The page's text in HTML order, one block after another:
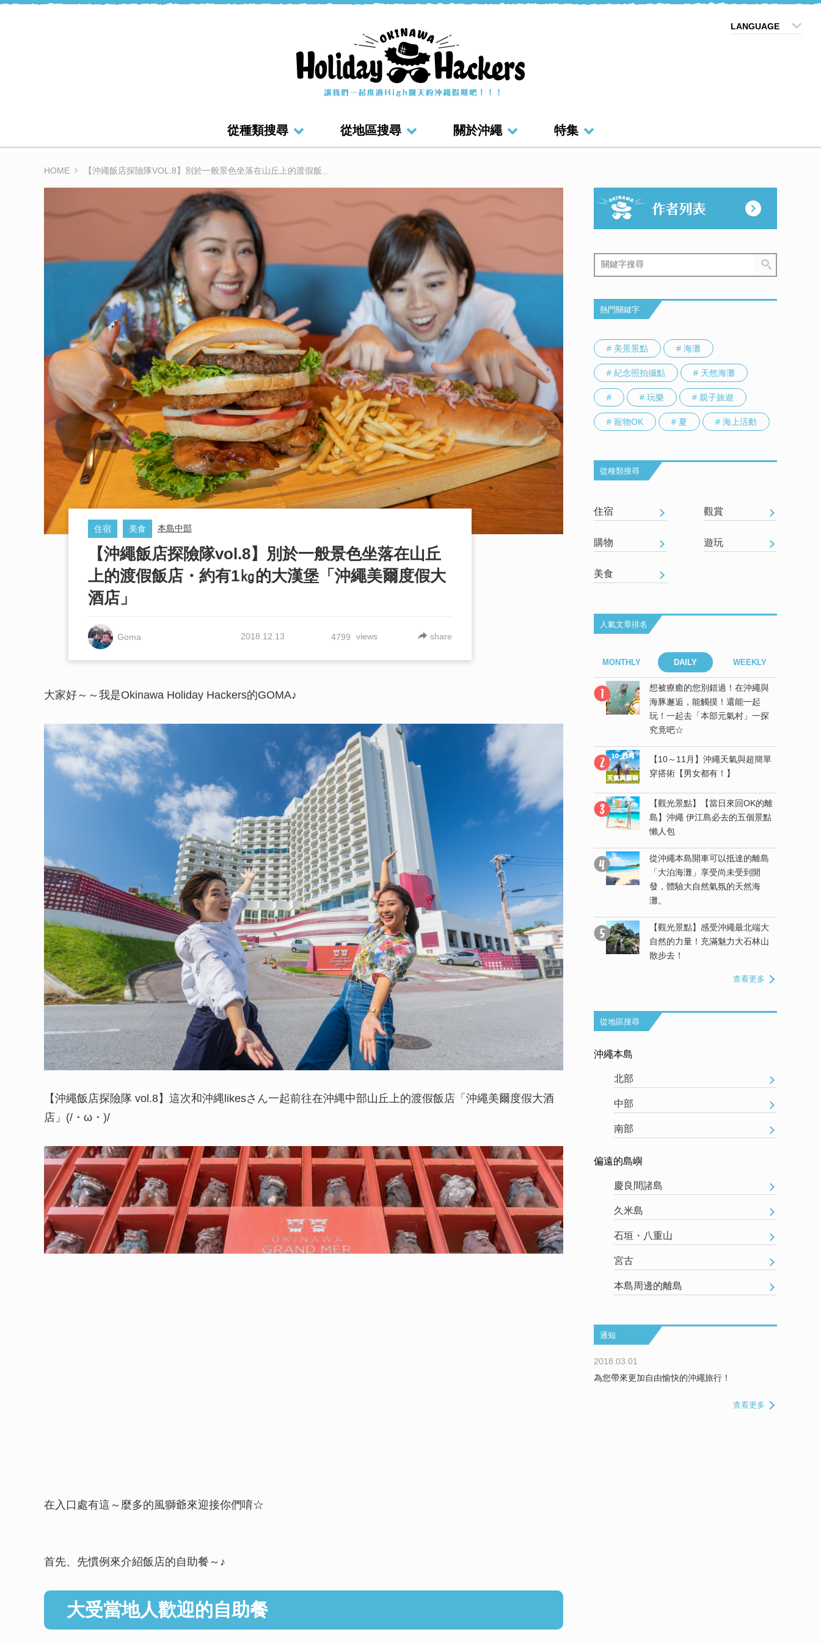
LANGUAGE
從種類搜尋 從地區搜尋 關於沖繩 特集
HOME 【沖繩飯店探險隊VOL.8】別於一般景色坐落在山丘上的渡假飯...
住宿 美食 本島中部
【沖繩飯店探險隊vol.8】別於一般景色坐落在山丘
上的渡假飯店・約有1㎏的大漢堡「沖繩美爾度假大
酒店」
Goma 2018.12.13 4799 views share
大家好～～我是Okinawa Holiday Hackers的GOMA♪
【沖繩飯店探險隊 vol.8】這次和沖縄likesさん一起前往在沖縄中部山丘上的渡假飯店「沖繩美爾度假大酒
店」(/・ω・)/
在入口處有這～麼多的風獅爺來迎接你們唷☆
首先、先慣例來介紹飯店的自助餐～♪
大受當地人歡迎的自助餐
熱門關鍵字
# 美景景點 # 海灘
# 紀念照拍攝點 # 天然海灘
# # 玩樂 # 親子旅遊
# 寵物OK # 夏 # 海上活動
從種類搜尋
住宿 觀賞
購物 遊玩
美食
人氣文章排名
MONTHLY DAILY WEEKLY
想被療癒的您別錯過！在沖繩與
海豚邂逅，能觸摸！還能一起
玩！一起去「本部元氣村」一探
從沖繩本島開車可以抵達的離島
「大泊海灘」享受尚未受到開
從沖繩本島開車可以抵達的離島
【伊計島】透明度數一數二的天
然海灘！
【觀光景點】去了就知道！暢遊
水納島的超開心行程四選
想被療癒的您別錯過！在沖繩與
海豚邂逅，能觸摸！還能一起
玩！一起去「本部元氣村」一探
究竟吧☆
【10～11月】沖繩天氣與超簡單
穿搭術【男女都有！】
【觀光景點】【當日來回OK的離
島】沖繩 伊江島必去的五個景點
懶人包
從沖繩本島開車可以抵達的離島
「大泊海灘」享受尚未受到開
發，體驗大自然氣氛的天然海
灘。
【觀光景點】感受沖繩最北端大
自然的力量！充滿魅力大石林山
散步去！
查看更多
從地區搜尋
沖繩本島
北部
中部
南部
偏遠的島嶼
慶良間諸島
久米島
石垣・八重山
宮古
本島周邊的離島
通知
2018.03.01
為您帶來更加自由愉快的沖繩旅行！
查看更多